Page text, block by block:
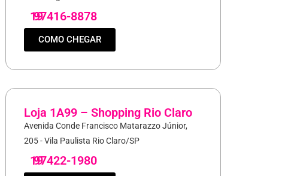
19
97416-8878
COMO CHEGAR
Loja 1A99 – Shopping Rio Claro
Avenida Conde Francisco Matarazzo Júnior,
205 - Vila Paulista Rio Claro/SP
19
97422-1980